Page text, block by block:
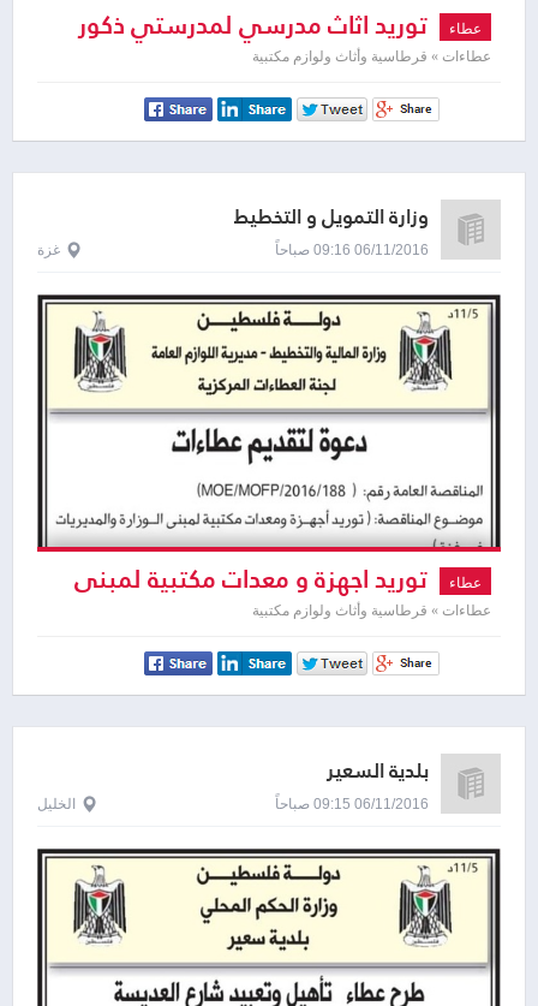
عطاء توريد اثاث مدرسي لمدرستي ذكور
قفيشة و ذكور بيت اولا
عطاءات » قرطاسية وأثاث ولوازم مكتبية
وزارة التمويل و التخطيط
06/11/2016 09:16 صباحاً غزة
عطاء توريد اجهزة و معدات مكتبية لمبنى
الوزارة و المديريات في غزة
عطاءات » قرطاسية وأثاث ولوازم مكتبية
بلدية السعير
06/11/2016 09:15 صباحاً الخليل